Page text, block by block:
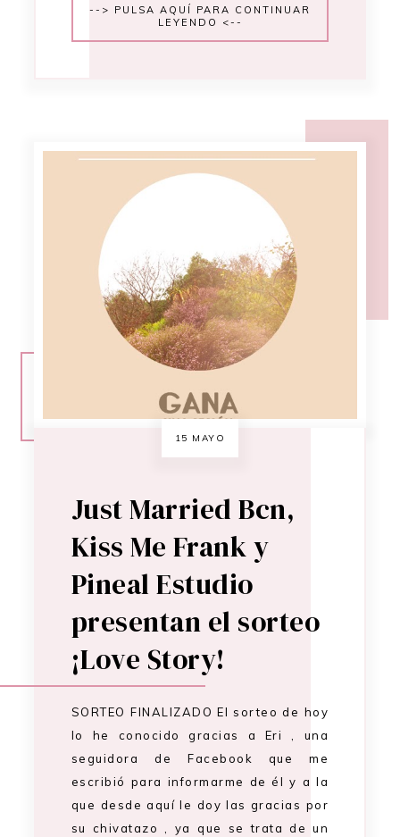
--> PULSA AQUÍ PARA CONTINUAR
LEYENDO <--
15 MAYO
Just Married Bcn,
Kiss Me Frank y
Pineal Estudio
presentan el sorteo
¡Love Story!
SORTEO FINALIZADO El sorteo de hoy
lo he conocido gracias a Eri , una
seguidora de Facebook que me
escribió para informarme de él y a la
que desde aquí le doy las gracias por
su chivatazo , ya que se trata de un